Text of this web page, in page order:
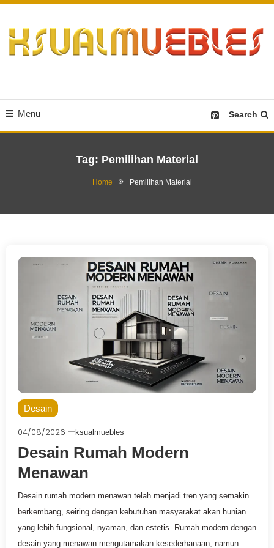
Content
Menu Search
Tag: Pemilihan Material
Home Pemilihan Material
Desain
04/08/2026 ksualmuebles
Desain Rumah Modern
Menawan
Desain rumah modern menawan telah menjadi tren yang semakin
berkembang, seiring dengan kebutuhan masyarakat akan hunian
yang lebih fungsional, nyaman, dan estetis. Rumah modern dengan
desain yang menawan mengutamakan kesederhanaan, namun